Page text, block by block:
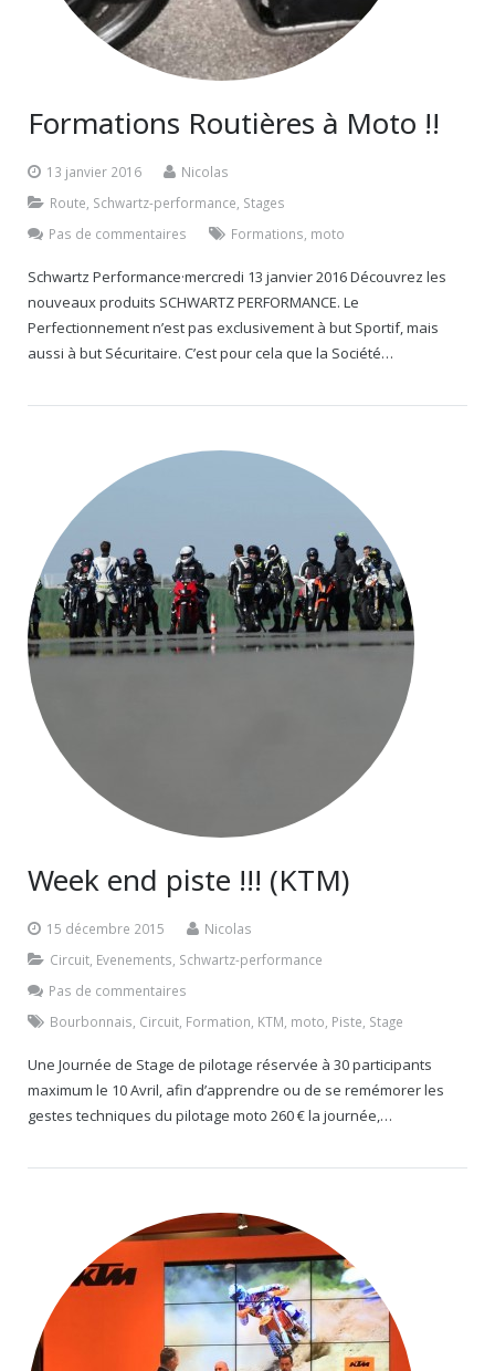
Formations Routières à Moto !!
13 janvier 2016
Nicolas
Route Schwartz-performance Stages
Pas de commentaires
Formations moto
Schwartz Performance·mercredi 13 janvier 2016 Découvrez les
nouveaux produits SCHWARTZ PERFORMANCE. Le
Perfectionnement n’est pas exclusivement à but Sportif, mais
aussi à but Sécuritaire. C’est pour cela que la Société…
Week end piste !!! (KTM)
15 décembre 2015
Nicolas
Circuit Evenements Schwartz-performance
Pas de commentaires
Bourbonnais Circuit Formation KTM moto Piste Stage
Une Journée de Stage de pilotage réservée à 30 participants
maximum le 10 Avril, afin d’apprendre ou de se remémorer les
gestes techniques du pilotage moto 260 € la journée,…